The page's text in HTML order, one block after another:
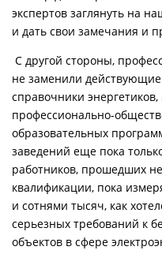
экспертов заглянуть на
и дать свои замечания и
С другой стороны,
не заменили
справочники
профессионально-
образовательных
заведений еще пока
работников, прошедших
квалификации, пока
и сотнями тысяч, как
серьезных требований к
объектов в сфере